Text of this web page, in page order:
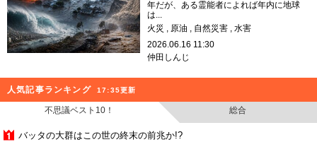
年だが、ある霊能者によれば年内に地球
は...
火災
原油 自然災害
水害
2026.06.16 11:30
仲田しんじ
人気記事ランキング 17:35更新
不思議ベスト10！ 総合
バッタの大群はこの世の終末の前兆か!?